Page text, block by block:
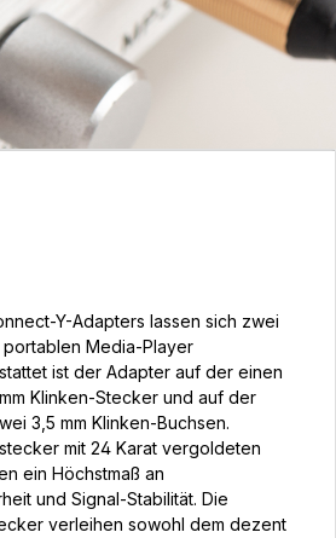
Y-Adapters lassen sich zwei
Media-Player
ist der Adapter auf der einen
Klinken-Stecker und auf der
3,5 mm Klinken-Buchsen.
mit 24 Karat vergoldeten
ein Höchstmaß an
und Signal-Stabilität. Die
verleihen sowohl dem dezent